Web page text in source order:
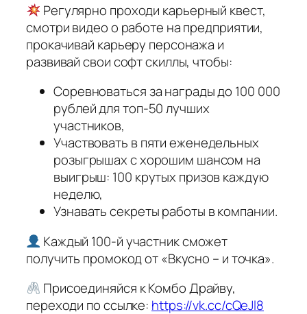
Регулярно проходи карьерный квест,
смотри видео о работе на предприятии,
прокачивай карьеру персонажа и
развивай свои софт скиллы, чтобы:
Соревноваться за награды до 100 000
рублей для топ-50 лучших
участников,
Участвовать в пяти еженедельных
розыгрышах с хорошим шансом на
выигрыш: 100 крутых призов каждую
неделю,
Узнавать секреты работы в компании.
Каждый 100-й участник сможет
получить промокод от «Вкусно – и точка».
Присоединяйся к Комбо Драйву,
переходи по ссылке: https://vk.cc/cQeJl8